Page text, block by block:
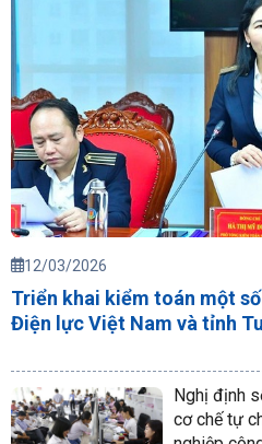
12/03/2026
Triển khai kiểm toán một
Điện lực Việt Nam và tỉnh
Nghị định
cơ chế tự